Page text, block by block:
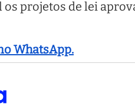
projetos de lei
WhatsApp.